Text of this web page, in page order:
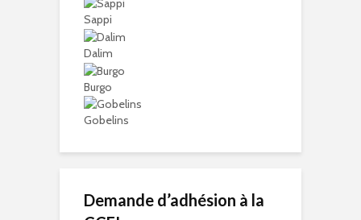
Sappi
Dalim
Burgo
Gobelins
Demande d’adhésion à la